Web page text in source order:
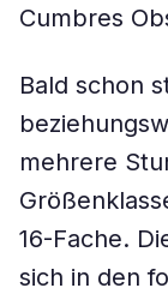
Cumbres
Bald schon
mehrere
16-Fache.
sich in den